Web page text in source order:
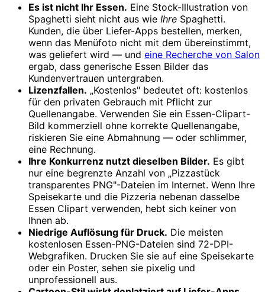
Es ist nicht Ihr Essen. Eine Stock-Illustration von
Spaghetti sieht nicht aus wie Ihre Spaghetti.
Kunden, die über Liefer-Apps bestellen, merken,
wenn das Menüfoto nicht mit dem übereinstimmt,
was geliefert wird — und eine Recherche von Salon
ergab, dass generische Essen Bilder das
Kundenvertrauen untergraben.
Lizenzfallen. „Kostenlos" bedeutet oft: kostenlos
für den privaten Gebrauch mit Pflicht zur
Quellenangabe. Verwenden Sie ein Essen-Clipart-
Bild kommerziell ohne korrekte Quellenangabe,
riskieren Sie eine Abmahnung — oder schlimmer,
eine Rechnung.
Ihre Konkurrenz nutzt dieselben Bilder. Es gibt
nur eine begrenzte Anzahl von „Pizzastück
transparentes PNG"-Dateien im Internet. Wenn Ihre
Speisekarte und die Pizzeria nebenan dasselbe
Essen Clipart verwenden, hebt sich keiner von
Ihnen ab.
Niedrige Auflösung für Druck. Die meisten
kostenlosen Essen-PNG-Dateien sind 72-DPI-
Webgrafiken. Drucken Sie sie auf eine Speisekarte
oder ein Poster, sehen sie pixelig und
unprofessionell aus.